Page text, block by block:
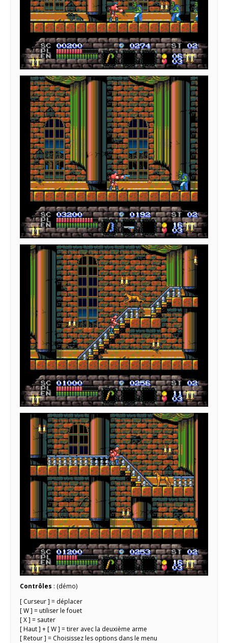
Contrôles : (démo)
[ Curseur ] = déplacer
[ W ] = utiliser le fouet
[ X ] = sauter
[ Haut ] + [ W ] = tirer avec la deuxième arme
[ Retour ] = Choisissez les options dans le menu